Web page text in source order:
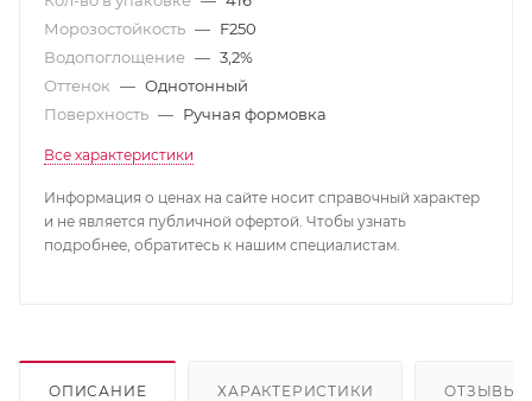
Морозостойкость — F250
Водопоглощение — 3,2%
Оттенок — Однотонный
Поверхность — Ручная формовка
Все характеристики
Информация о ценах на сайте носит справочный характер
и не является публичной офертой. Чтобы узнать
подробнее, обратитесь к нашим специалистам.
ОПИСАНИЕ ХАРАКТЕРИСТИКИ ОТЗЫВЫ